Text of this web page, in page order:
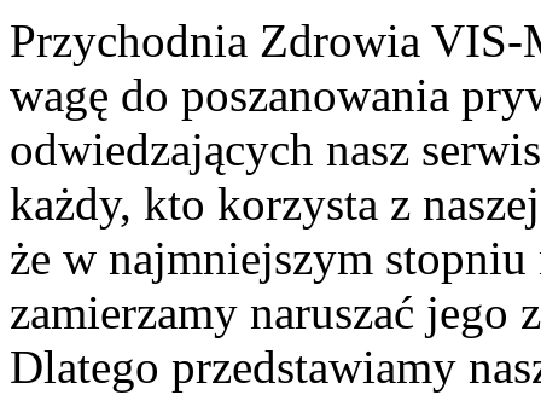
Przychodnia Zdrowia
wagę do poszanowania
odwiedzających nasz
każdy, kto korzysta z
że w najmniejszym stopniu
zamierzamy naruszać jego
Dlatego przedstawiamy